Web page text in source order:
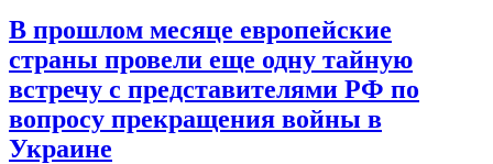
В прошлом месяце европейские
страны провели еще одну тайную
встречу с представителями РФ по
вопросу прекращения войны в
Украине